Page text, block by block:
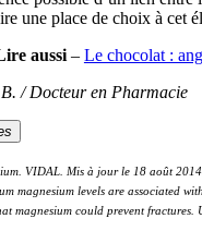
une place de choix à cet
aussi– Le chocolat :
/ Docteur en Pharmacie
VIDAL. Mis à jour le 18 août
magnesium levels are associated
magnesium could prevent